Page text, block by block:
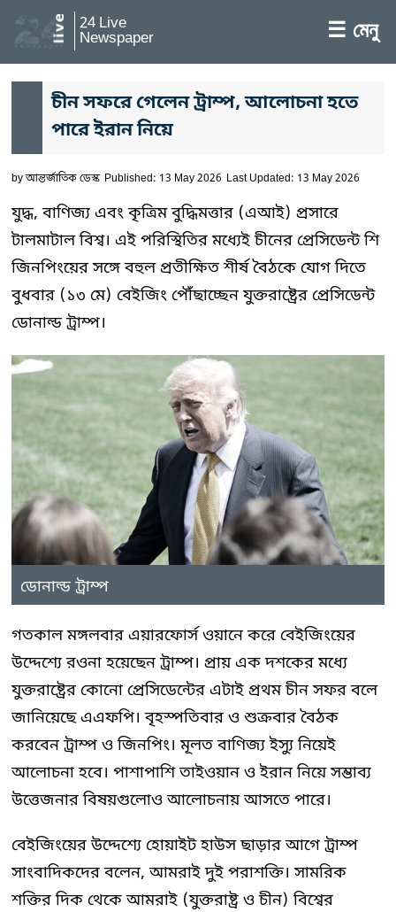
24 Live
Newspaper ☰ মেনু
চীন সফরে গেলেন ট্রাম্প, আলোচনা হতে
পারে ইরান নিয়ে
byআন্তর্জাতিক ডেস্ক Published: 13 May 2026 Last Updated: 13 May 2026
যুদ্ধ, বাণিজ্য এবং কৃত্রিম বুদ্ধিমত্তার (এআই) প্রসারে
টালমাটাল বিশ্ব। এই পরিস্থিতির মধ্যেই চীনের প্রেসিডেন্ট শি
জিনপিংয়ের সঙ্গে বহুল প্রতীক্ষিত শীর্ষ বৈঠকে যোগ দিতে
বুধবার (১৩ মে) বেইজিং পৌঁছাচ্ছেন যুক্তরাষ্ট্রের প্রেসিডেন্ট
ডোনাল্ড ট্রাম্প।
ডোনাল্ড ট্রাম্প
গতকাল মঙ্গলবার এয়ারফোর্স ওয়ানে করে বেইজিংয়ের
উদ্দেশ্যে রওনা হয়েছেন ট্রাম্প। প্রায় এক দশকের মধ্যে
যুক্তরাষ্ট্রের কোনো প্রেসিডেন্টের এটাই প্রথম চীন সফর বলে
জানিয়েছে এএফপি। বৃহস্পতিবার ও শুক্রবার বৈঠক
করবেন ট্রাম্প ও জিনপিং। মূলত বাণিজ্য ইস্যু নিয়েই
আলোচনা হবে। পাশাপাশি তাইওয়ান ও ইরান নিয়ে সম্ভাব্য
উত্তেজনার বিষয়গুলোও আলোচনায় আসতে পারে।
বেইজিংয়ের উদ্দেশ্যে হোয়াইট হাউস ছাড়ার আগে ট্রাম্প
সাংবাদিকদের বলেন, আমরাই দুই পরাশক্তি। সামরিক
শক্তির দিক থেকে আমরাই (যুক্তরাষ্ট্র ও চীন) বিশ্বের